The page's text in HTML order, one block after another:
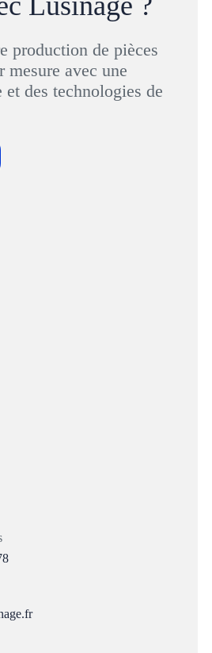
production de pièces
mesure avec une
et des technologies de